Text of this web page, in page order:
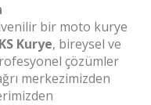
bir moto kurye
Kurye, bireysel ve
çözümler
merkezimizden